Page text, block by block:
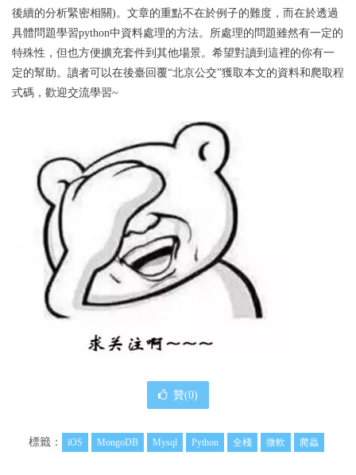
後續的分析緊密相關)。文章的重點不在於例子的難度，而在於透過
具體問題學習python中資料處理的方法。所處理的問題雖然有一定的
特殊性，但也方便擴充套件到其他場景。希望對讀到這裡的你有一
定的幫助。讀者可以在後臺回覆“北京公交”獲取本文的資料和爬取程
式碼，歡迎交流學習~
贊(0)
標籤： iOS MongoDB Mysql Python 全棧 微軟 爬蟲